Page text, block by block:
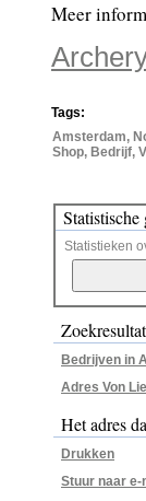
Meer
Tags:
Amsterdam,
Shop, Bedrijf,
Statistische
Statistieken
Bedrijven in
Adres Von
Het adres
Drukken
Stuur naar e-